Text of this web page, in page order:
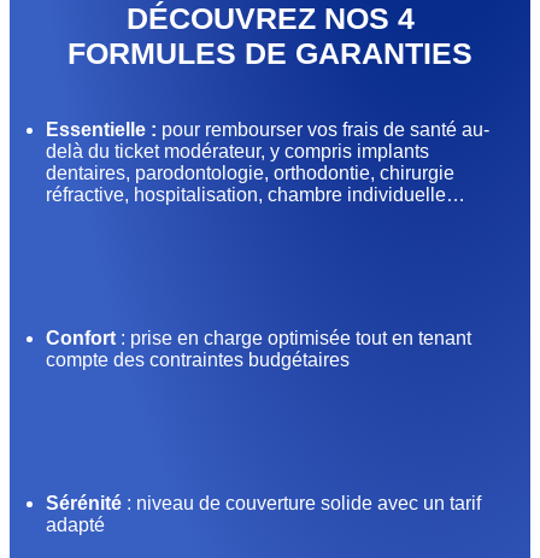
DÉCOUVREZ NOS 4
FORMULES DE GARANTIES
Essentielle : pour rembourser vos frais de santé au-
delà du ticket modérateur, y compris implants
dentaires, parodontologie, orthodontie, chirurgie
réfractive, hospitalisation, chambre individuelle…
Confort : prise en charge optimisée tout en tenant
compte des contraintes budgétaires
Sérénité : niveau de couverture solide avec un tarif
adapté